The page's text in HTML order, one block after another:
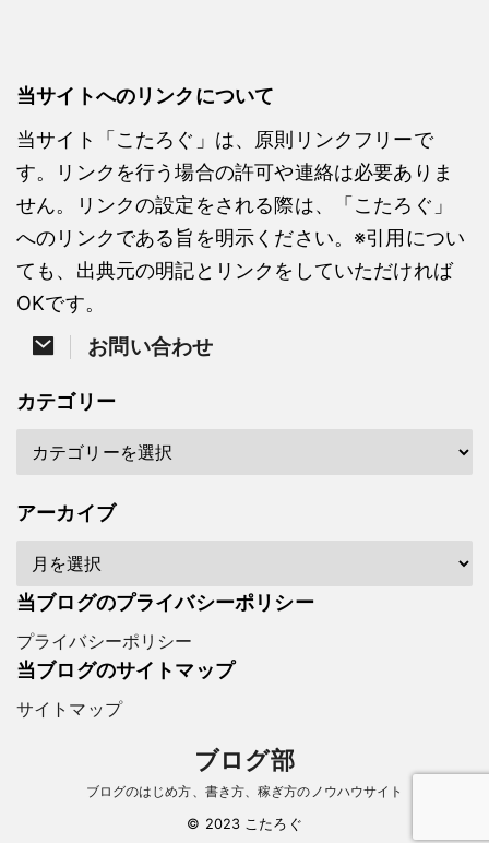
当サイトへのリンクについて
当サイト「こたろぐ」は、原則リンクフリーで
す。リンクを行う場合の許可や連絡は必要ありま
せん。リンクの設定をされる際は、「こたろぐ」
へのリンクである旨を明示ください。※引用につい
ても、出典元の明記とリンクをしていただければ
OKです。
お問い合わせ
カテゴリー
アーカイブ
当ブログのプライバシーポリシー
プライバシーポリシー
当ブログのサイトマップ
サイトマップ
ブログ部
ブログのはじめ方、書き方、稼ぎ方のノウハウサイト
© 2023 こたろぐ